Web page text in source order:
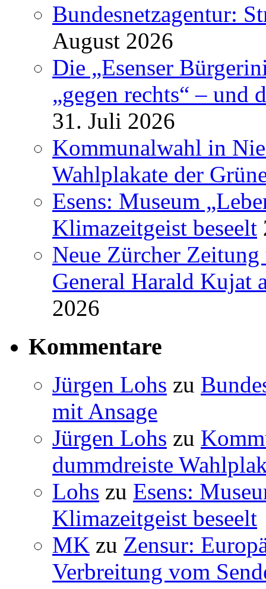
Bundesnetzagentur:
August 2026
Die „Esenser
„gegen rechts“ – und
31. Juli 2026
Kommunalwahl in
Wahlplakate der
Esens: Museum
Klimazeitgeist beseelt
Neue Zürcher
General Harald Kujat
2026
Kommentare
Jürgen Lohs zu
mit Ansage
Jürgen Lohs zu
dummdreiste
Lohs zu Esens:
Klimazeitgeist beseelt
MK zu Zensur:
Verbreitung vom